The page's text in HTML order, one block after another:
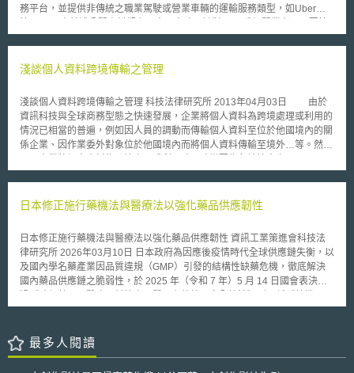
務平台，並提供非傳統之職業駕駛或營業車輛的運輸服務類型，如Uber
合從事網路預約出租汽車經營服務，即納入交通運輸主管部門之管制範圍。
網路預約出租汽車經營者（實際提供服務之業者）二大類，並分別進行管
交通運輸主管部門（指交通運輸部）負責指導全國網路預約出租汽車管理工
作，而縣級以上的人民政府，其交通運輸主管部門（如地方交通委員會或交
通局）須實施網路預約出租汽車管理。如要求縣級以上之主管機關應建立監
管平台及進行監督管理，如定期公開車輛、駕駛人及乘客評價等資訊外，網
路預約出租汽車經營服務之平台及相關業者依該暫行辦法規定須取得「道路
登記為出租客運、安裝衛星定位及報警裝置等，且須有「道路運輸證」。
乘客提供服務，及不以營利為目的之共乘，如通勤或節假日私人小客車合乘
淺談個人資料跨境傳輸之管理
淺談個人資料跨境傳輸之管理 科技法律研究所 2013年04月03日 由於
資訊科技與全球商務型態之快速發展，企業將個人資料為跨境處理或利用的
情況已相當的普遍，例如因人員的調動而傳輸個人資料至位於他國境內的關
係企業、因作業委外對象位於他國境內而將個人資料傳輸至境外…等。然
臨阻礙，進而影響其商務活動的進行。我國為一海島型國家，長年倚賴國際
本文擬就世界主要國家及機構之個人資料跨境傳輸國際合作機制精要說明，
料跨境傳輸議題的管理，涉及了多個面向的課題，其中包括了對於各國國家
主權的尊重、各國個人資料法令的不一致對於商務活動的影響、個人資料保
護與國家利益的平衡…等。觀察各國與國際組織之動態，其基於政治以及經
濟上利益，皆致力推動與調和國際間個人資料保護原則。 以歐盟為
例，因對於人權的尊重與個人隱私的重視，歐盟所建立的跨國個人資料傳輸
困難。另一方面，觀察APEC之個人資料保護指令的內容，可以發現個人資
料保護之課題受到重視係為了促進區域內電子商務活動之發展。 上述
日本修正施行藥機法與醫療法以強化藥品供應韌性
日本修正施行藥機法與醫療法以強化藥品供應韌性 資訊工業策進會科技法
律研究所 2026年03月10日 日本政府為因應後疫情時代全球供應鏈失衡，以
及國內學名藥產業因品質違規（GMP）引發的結構性缺藥危機，徹底解決
國內藥品供應鏈之脆弱性，於 2025 年（令和 7 年）5 月 14 日國會表決通
法》）與《醫療法》等之修正法（令和7年法律第37號），並自同年 11 月
藥事管制與確保醫療提供體制之觀點，將企業的自主遵從正式躍升為國家經
濟安全保障之核心位階。管理手段亦從過往的行政上通知，轉向具備法律強
最多人閱讀